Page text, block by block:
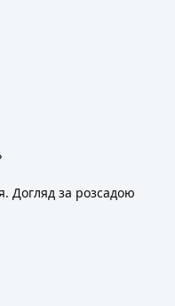
Догляд за розсадою